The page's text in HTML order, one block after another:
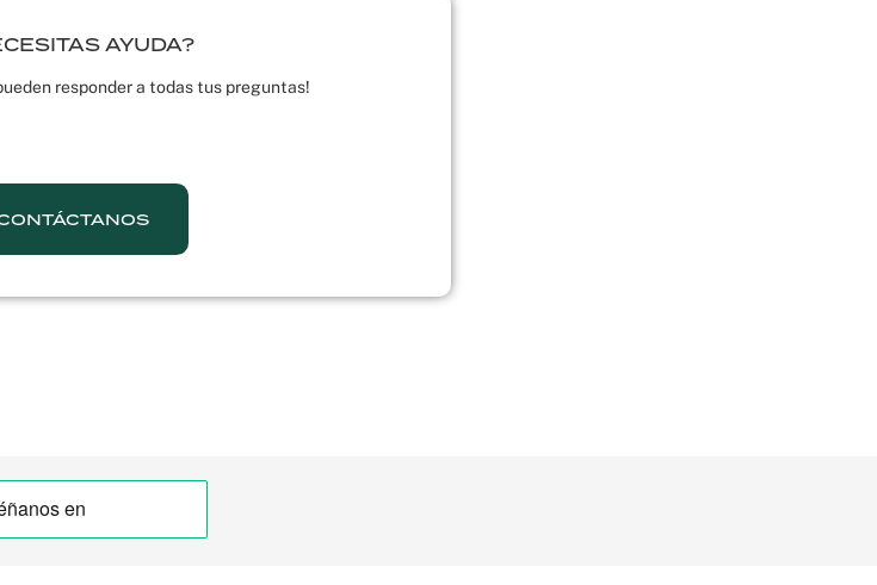
AYUDA?
responder a todas tus preguntas!